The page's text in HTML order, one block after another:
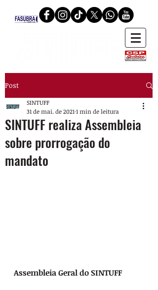
Post
SINTUFF realiza Assembleia
sobre prorrogação do
mandato
SINTUFF
31 de mai. de 2021 1 min de leitura
Assembleia Geral do SINTUFF